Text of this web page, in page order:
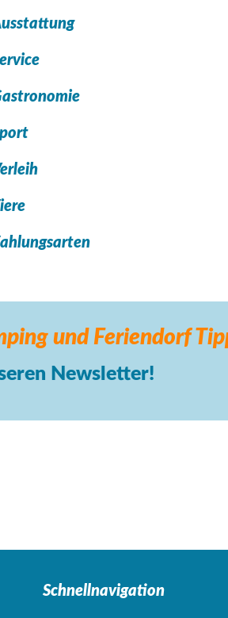
und Feriendorf
Newsletter!
Schnellnavigation